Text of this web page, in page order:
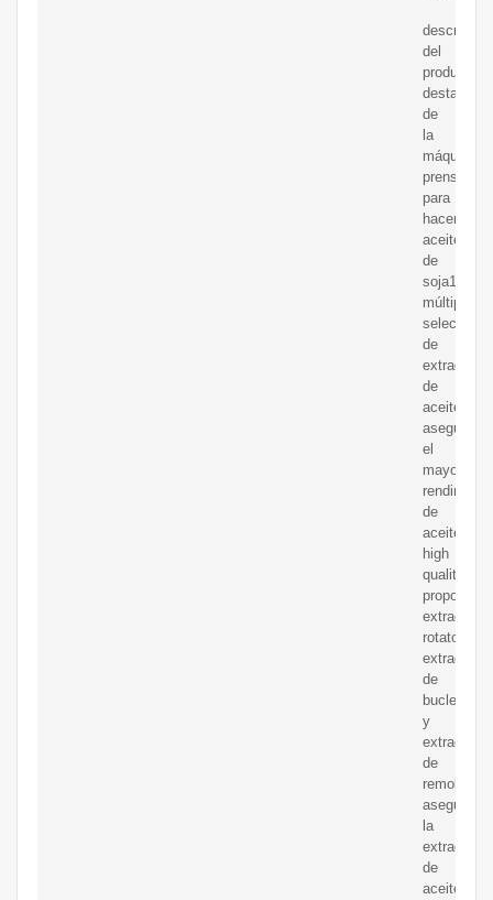
del
de
la
máquina
prensadora
para
hacer
aceite
de
soja1,
múltiples
de
extractores
de
aceite
aseguran
el
mayor
de
aceite.
high
quality
extractor
rotatorio,
extractor
de
bucle
y
extractor
de
remolque,
la
extracción
de
aceite